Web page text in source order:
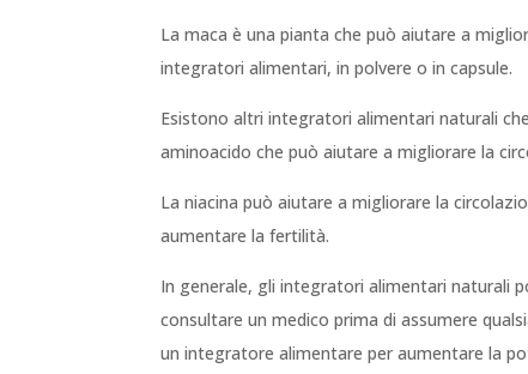
La maca è una pianta che può aiutare a
integratori alimentari, in polvere o in capsule.
Esistono altri integratori alimentari naturali
aminoacido che può aiutare a migliorare la
La niacina può aiutare a migliorare la
aumentare la fertilità.
In generale, gli integratori alimentari naturali
consultare un medico prima di assumere
un integratore alimentare per aumentare la